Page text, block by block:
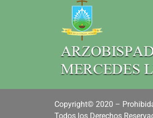
Copyright© 2020 –
Todos los Derechos